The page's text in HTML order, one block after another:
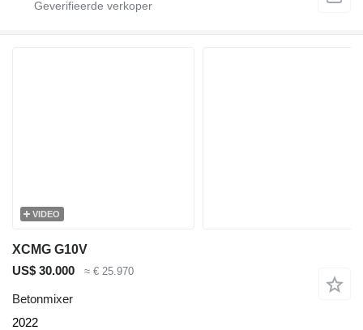
VIDEO
XCMG G10V
US$ 30.000
≈ € 25.970
Betonmixer
2022